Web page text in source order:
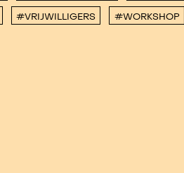
#VRIJWILLIGERS #WORKSHOP